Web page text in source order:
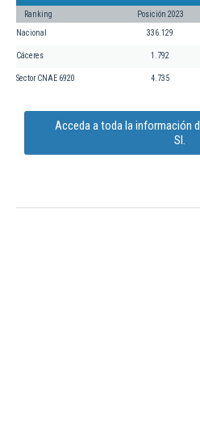
Ranking Posición 2023
Nacional 336.129
Cáceres 1.792
Sector CNAE 6920 4.735
Acceda a toda la información
Sl.